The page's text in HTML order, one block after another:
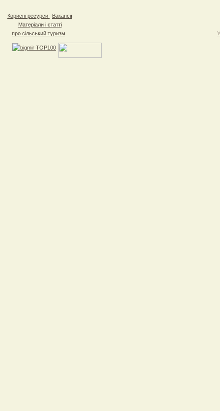
Корисні ресурси
Вакансії
Матеріали і статті
про сільський туризм